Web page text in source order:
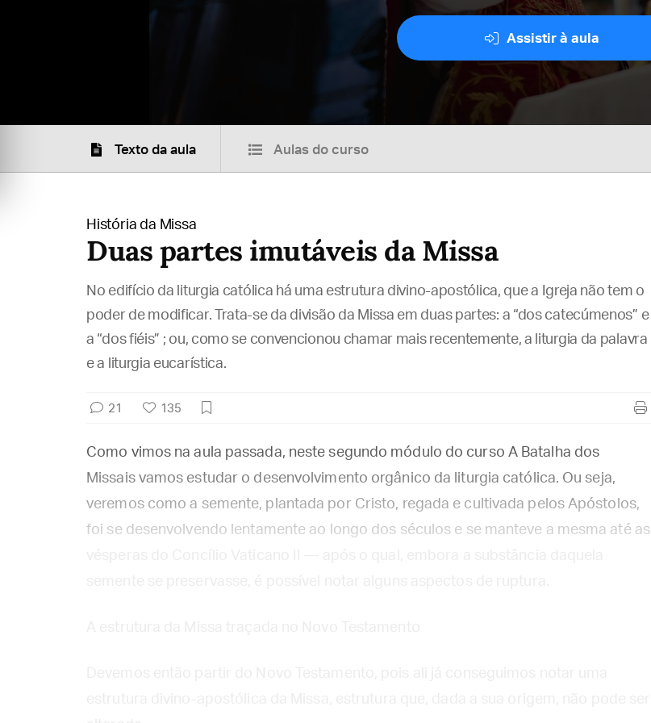
Assistir à aula
Texto da aula Aulas do curso
História da Missa
Duas partes imutáveis da Missa
No edifício da liturgia católica há uma estrutura divino-apostólica, que a Igreja não tem o
poder de modificar. Trata-se da divisão da Missa em duas partes: a “dos catecúmenos” e
a “dos fiéis” ; ou, como se convencionou chamar mais recentemente, a liturgia da palavra
e a liturgia eucarística.
21 135
Como vimos na aula passada, neste segundo módulo do curso A Batalha dos
Missais vamos estudar o desenvolvimento orgânico da liturgia católica. Ou seja,
veremos como a semente, plantada por Cristo, regada e cultivada pelos Apóstolos,
foi se desenvolvendo lentamente ao longo dos séculos e se manteve a mesma até as